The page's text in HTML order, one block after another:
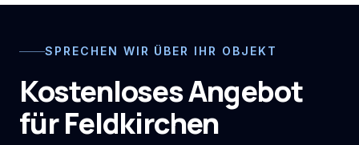
SPRECHEN WIR ÜBER IHR OBJEKT
Kostenloses Angebot
für Feldkirchen